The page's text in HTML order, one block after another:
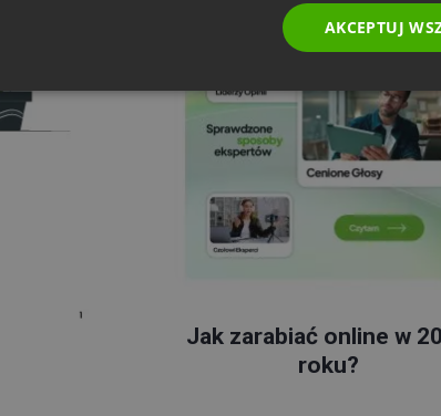
Jak zarabiać online w
roku?
AKCEPTUJ